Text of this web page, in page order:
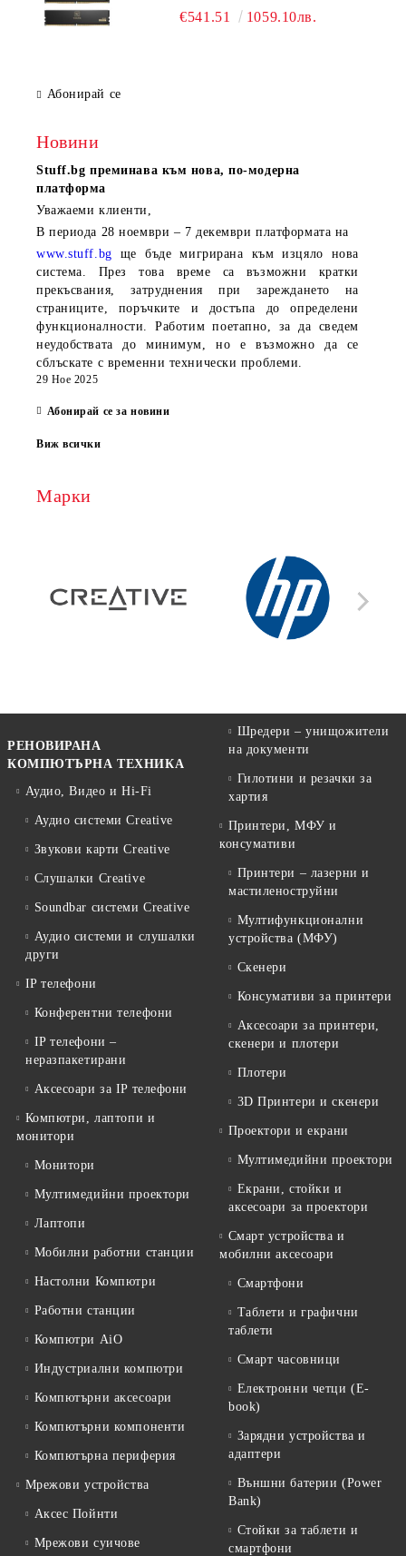
€541.51 1059.10лв.
Абонирай се
Новини
Stuff.bg преминава към нова, по-модерна
платформа
Уважаеми клиенти,
В периода 28 ноември – 7 декември платформата на
www.stuff.bg ще бъде мигрирана към изцяло нова
система. През това време са възможни кратки
прекъсвания, затруднения при зареждането на
страниците, поръчките и достъпа до определени
функционалности. Работим поетапно, за да сведем
неудобствата до минимум, но е възможно да се
сблъскате с временни технически проблеми.
29 Ное 2025
Абонирай се за новини
Виж всички
Марки
РЕНОВИРАНА
КОМПЮТЪРНА ТЕХНИКА
Аудио, Видео и Hi-Fi
Аудио системи Creative
Звукови карти Creative
Слушалки Creative
Soundbar системи Creative
Аудио системи и слушалки
други
IP телефони
Конферентни телефони
IP телефони –
неразпакетирани
Аксесоари за IP телефони
Компютри, лаптопи и
монитори
Монитори
Мултимедийни проектори
Лаптопи
Мобилни работни станции
Настолни Компютри
Работни станции
Компютри AiO
Индустриални компютри
Компютърни аксесоари
Компютърни компоненти
Компютърна периферия
Мрежови устройства
Аксес Пойнти
Мрежови суичове
Шредери – унищожители
на документи
Гилотини и резачки за
хартия
Принтери, МФУ и
консумативи
Принтери – лазерни и
мастиленоструйни
Мултифункционални
устройства (МФУ)
Скенери
Консумативи за принтери
Аксесоари за принтери,
скенери и плотери
Плотери
3D Принтери и скенери
Проектори и екрани
Мултимедийни проектори
Екрани, стойки и
аксесоари за проектори
Смарт устройства и
мобилни аксесоари
Смартфони
Таблети и графични
таблети
Смарт часовници
Електронни четци (E-
book)
Зарядни устройства и
адаптери
Външни батерии (Power
Bank)
Стойки за таблети и
смартфони